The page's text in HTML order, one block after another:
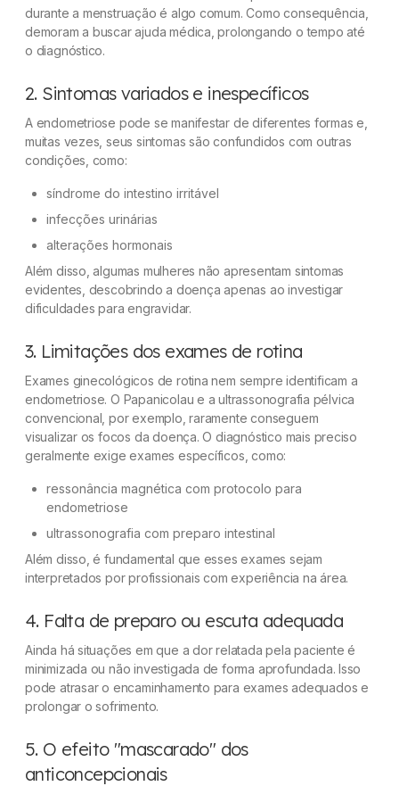
durante a menstruação é algo comum. Como consequência,
demoram a buscar ajuda médica, prolongando o tempo até
o diagnóstico.
2. Sintomas variados e inespecíficos
A endometriose pode se manifestar de diferentes formas e,
muitas vezes, seus sintomas são confundidos com outras
condições, como:
síndrome do intestino irritável
infecções urinárias
alterações hormonais
Além disso, algumas mulheres não apresentam sintomas
evidentes, descobrindo a doença apenas ao investigar
dificuldades para engravidar.
3. Limitações dos exames de rotina
Exames ginecológicos de rotina nem sempre identificam a
endometriose. O Papanicolau e a ultrassonografia pélvica
convencional, por exemplo, raramente conseguem
visualizar os focos da doença. O diagnóstico mais preciso
geralmente exige exames específicos, como:
ressonância magnética com protocolo para
endometriose
ultrassonografia com preparo intestinal
Além disso, é fundamental que esses exames sejam
interpretados por profissionais com experiência na área.
4. Falta de preparo ou escuta adequada
Ainda há situações em que a dor relatada pela paciente é
minimizada ou não investigada de forma aprofundada. Isso
pode atrasar o encaminhamento para exames adequados e
prolongar o sofrimento.
5. O efeito "mascarado" dos
anticoncepcionais